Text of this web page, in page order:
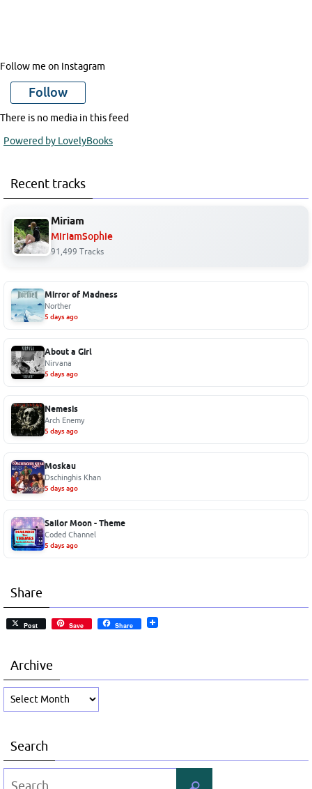
Follow me on Instagram
Follow
There is no media in this feed
Powered by LovelyBooks
Recent tracks
Miriam
MiriamSophie
91,499 Tracks
Mirror of Madness
Norther
5 days ago
About a Girl
Nirvana
5 days ago
Nemesis
Arch Enemy
5 days ago
Moskau
Dschinghis Khan
5 days ago
Sailor Moon - Theme
Coded Channel
5 days ago
Share
Post Save Share
Archive
Archive
Search
Search